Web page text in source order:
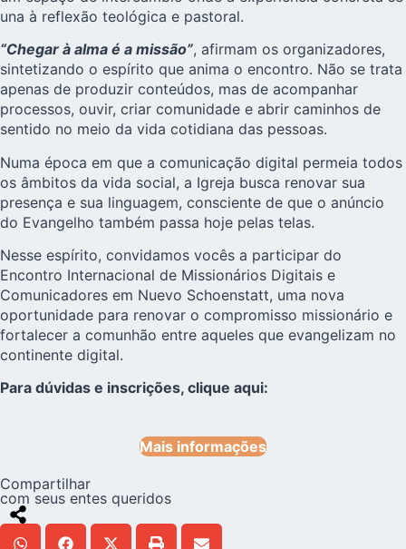
una à reflexão teológica e pastoral.
“Chegar à alma é a missão”, afirmam os organizadores,
sintetizando o espírito que anima o encontro. Não se trata
apenas de produzir conteúdos, mas de acompanhar
processos, ouvir, criar comunidade e abrir caminhos de
sentido no meio da vida cotidiana das pessoas.
Numa época em que a comunicação digital permeia todos
os âmbitos da vida social, a Igreja busca renovar sua
presença e sua linguagem, consciente de que o anúncio
do Evangelho também passa hoje pelas telas.
Nesse espírito, convidamos vocês a participar do
Encontro Internacional de Missionários Digitais e
Comunicadores em Nuevo Schoenstatt, uma nova
oportunidade para renovar o compromisso missionário e
fortalecer a comunhão entre aqueles que evangelizam no
continente digital.
Para dúvidas e inscrições, clique aqui:
Mais informações
Compartilhar
com seus entes queridos